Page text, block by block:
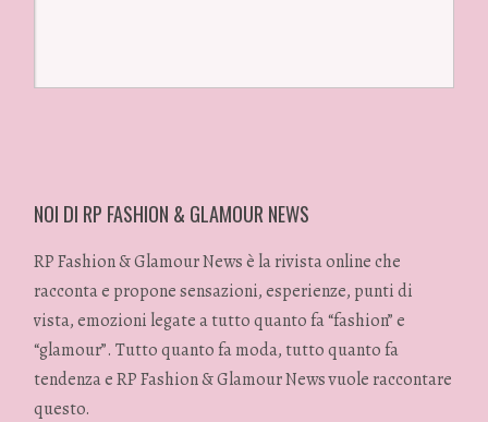
NOI DI RP FASHION & GLAMOUR NEWS
RP Fashion & Glamour News è la rivista online che
racconta e propone sensazioni, esperienze, punti di
vista, emozioni legate a tutto quanto fa “fashion” e
“glamour”. Tutto quanto fa moda, tutto quanto fa
tendenza e RP Fashion & Glamour News vuole raccontare
questo.